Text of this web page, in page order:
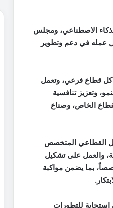
الاصطناعي، ومجلس
عمله في دعم وتطوير
كل قطاع فرعي، وتعمل
وتعزيز تنافسية
الخاص، وصناع
القطاعي المتخصص
والعمل على تشكيل
بما يضمن مواكبة
للتطورات